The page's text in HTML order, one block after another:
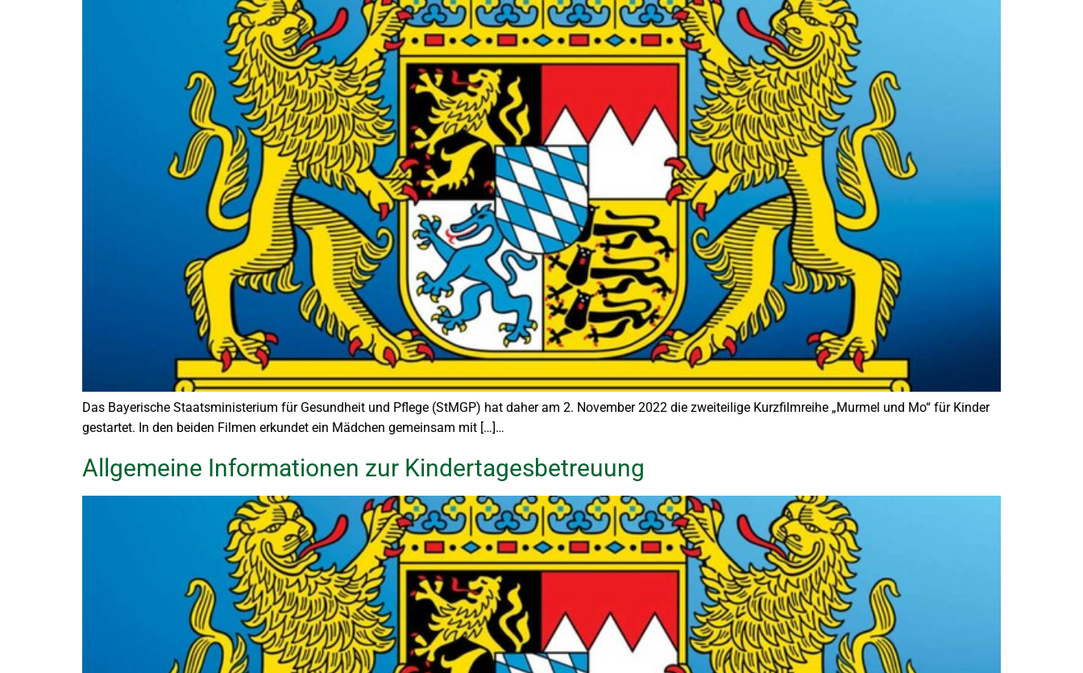
Das Bayerische Staatsministerium für Gesundheit und Pflege (StMGP) hat daher am 2. November 2022 die zweiteilige Kurzfilmreihe „Murmel und Mo“ für Kinder
gestartet. In den beiden Filmen erkundet ein Mädchen gemeinsam mit […]…
Allgemeine Informationen zur Kindertagesbetreuung